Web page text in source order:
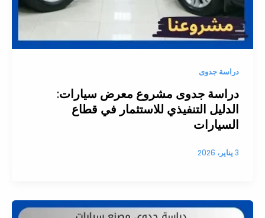
دراسة جدوى
دراسة جدوى مشروع معرض سيارات:
الدليل التنفيذي للاستثمار في قطاع
السيارات
3 يناير، 2026